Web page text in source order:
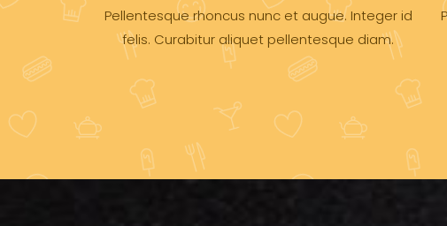
Pellentesque rhoncus nunc et augue. Integer id
felis. Curabitur aliquet pellentesque diam.